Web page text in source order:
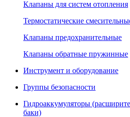
Клапаны для систем отопления
Термостатические
Клапаны предохранительные
Клапаны обратные пружинные
Инструмент и оборудование
Группы безопасности
Гидроаккумуляторы
баки)